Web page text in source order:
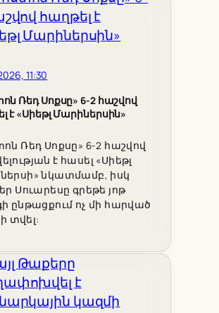
11:30
Ռեդ Սոքսը» 6-2 հաշվով
է «Սիեթլ Մարիներսին»
Ռեդ Սոքսը» 6-2 հաշվով
է հասել «Սիեթլ
նկատմամբ, իսկ
Սուարեսը գրեթե յոթ
ընթացքում ոչ մի հարված
տվել: